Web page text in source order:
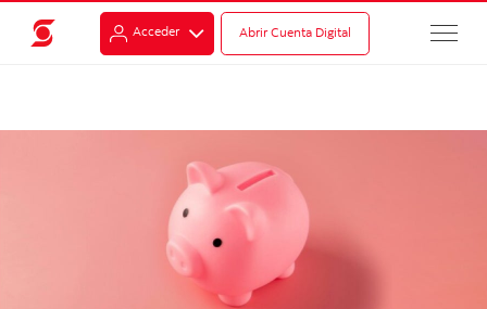
Acceder Abrir Cuenta Digital